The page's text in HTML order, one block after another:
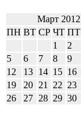
Март 2012
ПН ВТ СР ЧТ ПТ
1
2
5
6 7 8 9
12
13 14 15 16
19
20 21 22 23
26
27 28 29 30